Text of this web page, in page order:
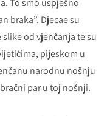
To smo uspješno
braka”. Djecae su
od vjenčanja te su
pijeskom u
narodnu nošnju
par u toj nošnji.